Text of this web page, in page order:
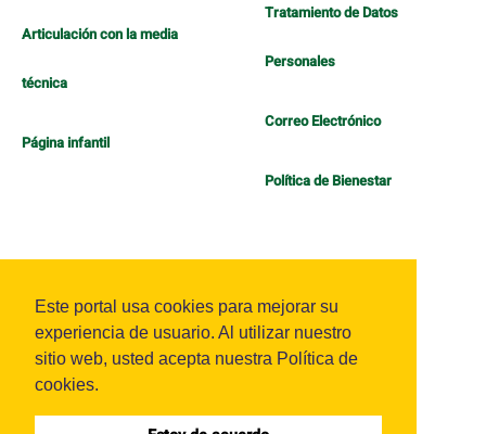
Este portal usa cookies para mejorar su
experiencia de usuario. Al utilizar nuestro
sitio web, usted acepta nuestra Política de
cookies.
Articulación con la media
técnica
Página infantil
Tratamiento de Datos
Personales
Correo Electrónico
Política de Bienestar
Sistema OJS - Metabiblioteca |